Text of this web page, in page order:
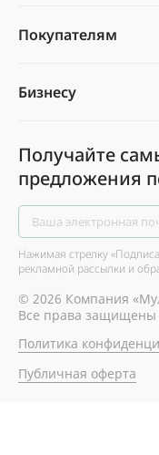
Покупателям
Бизнесу
Получайте
предложения
Нажимая стрелку
рекламной рассылки и
© 2026 Компания
Все права защищены
Политика
Публичная оферта